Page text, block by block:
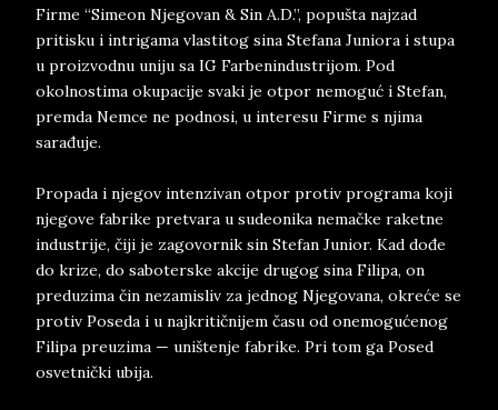
Firme “Simeon Njegovan & Sin A.D.”, popušta najzad
pritisku i intrigama vlastitog sina Stefana Juniora i stupa
u proizvodnu uniju sa IG Farbenindustrijom. Pod
okolnostima okupacije svaki je otpor nemoguć i Stefan,
premda Nemce ne podnosi, u interesu Firme s njima
sarađuje.
Propada i njegov intenzivan otpor protiv programa koji
njegove fabrike pretvara u sudeonika nemačke raketne
industrije, čiji je zagovornik sin Stefan Junior. Kad dođe
do krize, do saboterske akcije drugog sina Filipa, on
preduzima čin nezamisliv za jednog Njegovana, okreće se
protiv Poseda i u najkritičnijem času od onemogućenog
Filipa preuzima — uništenje fabrike. Pri tom ga Posed
osvetnički ubija.